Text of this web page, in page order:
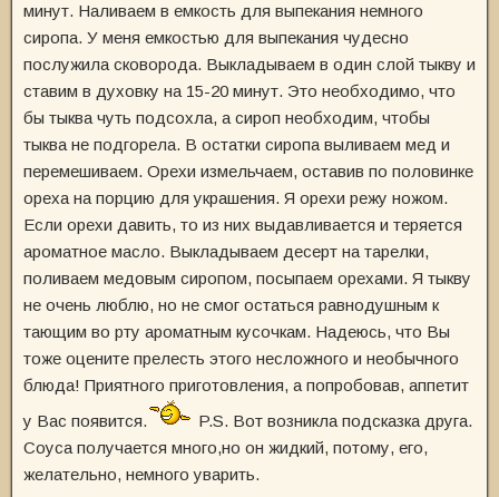
минут. Наливаем в емкость для выпекания немного
сиропа. У меня емкостью для выпекания чудесно
послужила сковорода. Выкладываем в один слой тыкву и
ставим в духовку на 15-20 минут. Это необходимо, что
бы тыква чуть подсохла, а сироп необходим, чтобы
тыква не подгорела. В остатки сиропа выливаем мед и
перемешиваем. Орехи измельчаем, оставив по половинке
ореха на порцию для украшения. Я орехи режу ножом.
Если орехи давить, то из них выдавливается и теряется
ароматное масло. Выкладываем десерт на тарелки,
поливаем медовым сиропом, посыпаем орехами. Я тыкву
не очень люблю, но не смог остаться равнодушным к
тающим во рту ароматным кусочкам. Надеюсь, что Вы
тоже оцените прелесть этого несложного и необычного
блюда! Приятного приготовления, а попробовав, аппетит
у Вас появится.
P.S. Вот возникла подсказка друга.
Соуса получается много,но он жидкий, потому, его,
желательно, немного уварить.